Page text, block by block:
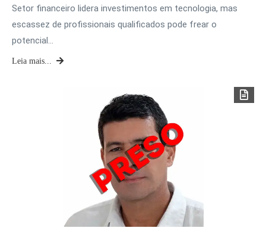
Setor financeiro lidera investimentos em tecnologia, mas
escassez de profissionais qualificados pode frear o
potencial…
Leia mais...